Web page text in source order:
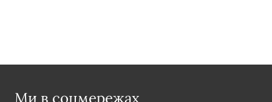
Ми в соцмережах